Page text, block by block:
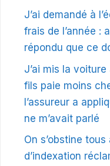
J’ai demandé à
frais de l’année :
répondu que ce
J’ai mis la
fils paie moins
l’assureur a
ne m’avait parlé
On s’obstine
d’indexation